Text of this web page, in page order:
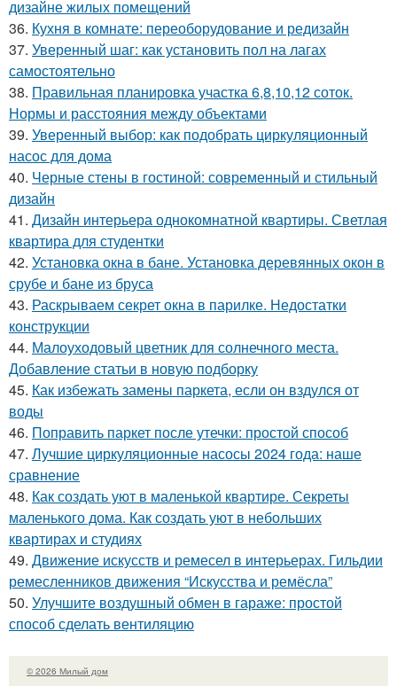
дизайне жилых помещений
36. Кухня в комнате: переоборудование и редизайн
37. Уверенный шаг: как установить пол на лагах
самостоятельно
38. Правильная планировка участка 6,8,10,12 соток.
Нормы и расстояния между объектами
39. Уверенный выбор: как подобрать циркуляционный
насос для дома
40. Черные стены в гостиной: современный и стильный
дизайн
41. Дизайн интерьера однокомнатной квартиры. Светлая
квартира для студентки
42. Установка окна в бане. Установка деревянных окон в
срубе и бане из бруса
43. Раскрываем секрет окна в парилке. Недостатки
конструкции
44. Малоуходовый цветник для солнечного места.
Добавление статьи в новую подборку
45. Как избежать замены паркета, если он вздулся от
воды
46. Поправить паркет после утечки: простой способ
47. Лучшие циркуляционные насосы 2024 года: наше
сравнение
48. Как создать уют в маленькой квартире. Секреты
маленького дома. Как создать уют в небольших
квартирах и студиях
49. Движение искусств и ремесел в интерьерах. Гильдии
ремесленников движения “Искусства и ремёсла”
50. Улучшите воздушный обмен в гараже: простой
способ сделать вентиляцию
© 2026 Милый дом